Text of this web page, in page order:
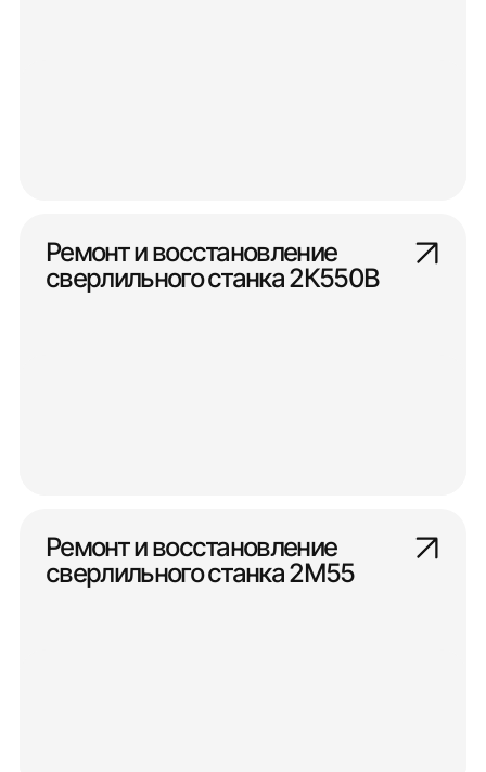
Ремонт и восстановление
сверлильного станка 2К550В
Ремонт и восстановление
сверлильного станка 2М55